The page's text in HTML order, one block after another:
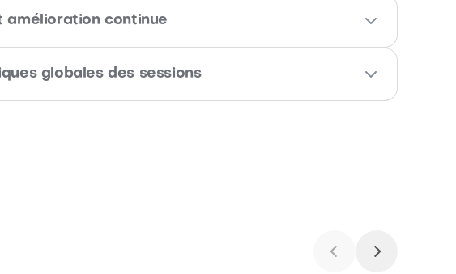
Filtrez par client, formateur, date ou formation en
plus
amélioration continue
d'amélioration continue exigée par Qualiopi.
globales des sessions